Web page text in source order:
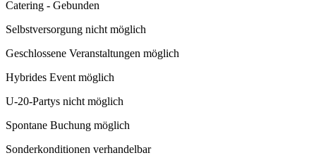
Catering - Gebunden
Selbstversorgung nicht möglich
Geschlossene Veranstaltungen möglich
Hybrides Event möglich
U-20-Partys nicht möglich
Spontane Buchung möglich
Sonderkonditionen verhandelbar